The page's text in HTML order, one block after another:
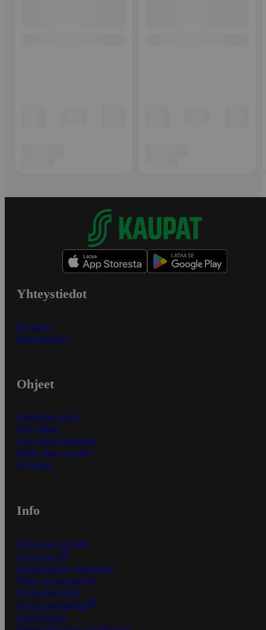
Yhteystiedot
Myymälät
Asiakaspalvelu
Ohjeet
Ensitilaajan ohjeet
Näin maksat
Näin tilaat ja muokkaat
Kaikki ohjeet ja vinkit
In English
Info
S-Business yrityksille
Oiva-raportit
Osuuskauppojen yhteystiedot
Tilaus- ja toimitusehdot
Tietosuojakäytäntö
Palvelun käyttöehdot
Saavutettavuus